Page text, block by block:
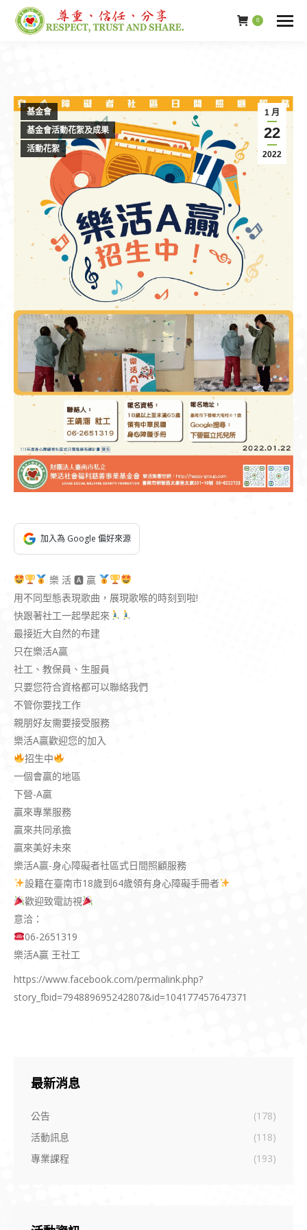
0
1 月
22
2022
基金會
基金會活動花絮及成果
活動花絮
加入為 Google 偏好來源
樂 活 🅰 贏
用不同型態表現歌曲，展現歌喉的時刻到啦!
快跟著社工一起學起來
最接近大自然的布建
只在樂活A贏
社工、教保員、生服員
只要您符合資格都可以聯絡我們
不管你要找工作
親朋好友需要接受服務
樂活A贏歡迎您的加入
招生中
一個會贏的地區
下營-A贏
贏來專業服務
贏來共同承擔
贏來美好未來
樂活A贏-身心障礙者社區式日間照顧服務
設籍在臺南市18歲到64歲領有身心障礙手冊者
歡迎致電訪視
意洽：
06-2651319
樂活A贏 王社工
https://www.facebook.com/permalink.php?
story_fbid=794889695242807&id=104177457647371
最新消息
公告
(178)
活動訊息
(118)
專業課程
(193)